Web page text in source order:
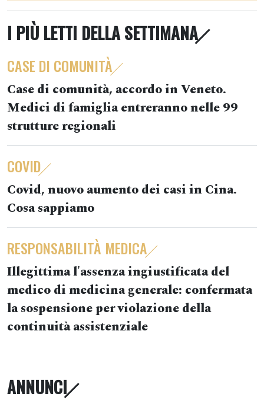
I PIÙ LETTI DELLA SETTIMANA
CASE DI COMUNITÀ
Case di comunità, accordo in Veneto.
Medici di famiglia entreranno nelle 99
strutture regionali
COVID
Covid, nuovo aumento dei casi in Cina.
Cosa sappiamo
RESPONSABILITÀ MEDICA
Illegittima l'assenza ingiustificata del
medico di medicina generale: confermata
la sospensione per violazione della
continuità assistenziale
ANNUNCI